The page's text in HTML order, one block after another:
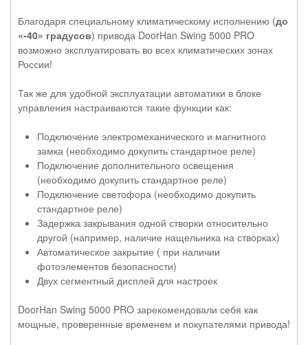
Благодаря специальному климатическому исполнению (до
«-40» градусов) привода DoorHan Swing 5000 PRO
возможно эксплуатировать во всех климатических зонах
России!
Так же для удобной эксплуатации автоматики в блоке
управления настраиваются такие функции как:
Подключение электромеханического и магнитного
замка (необходимо докупить стандартное реле)
Подключение дополнительного освещения
(необходимо докупить стандартное реле)
Подключение светофора (необходимо докупить
стандартное реле)
Задержка закрывания одной створки относительно
другой (например, наличие нащельника на створках)
Автоматическое закрытие ( при наличии
фотоэлементов безопасности)
Двух сегментный дисплей для настроек
DoorHan Swing 5000 PRO зарекомендовали себя как
мощные, проверенные временем и покупателями привода!